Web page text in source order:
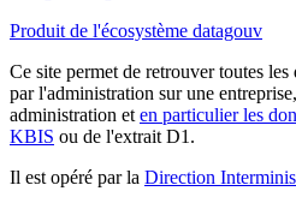
Produit de l'écosystème datagouv
Ce site permet de retrouver toutes
par l'administration sur une
administration et en particulier les
KBIS ou de l'extrait D1.
Il est opéré par la Direction